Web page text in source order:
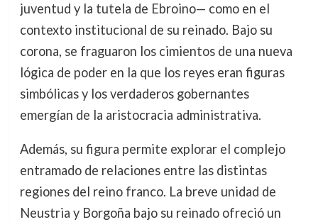
juventud y la tutela de Ebroino— como en el
contexto institucional de su reinado. Bajo su
corona, se fraguaron los cimientos de una nueva
lógica de poder en la que los reyes eran figuras
simbólicas y los verdaderos gobernantes
emergían de la aristocracia administrativa.
Además, su figura permite explorar el complejo
entramado de relaciones entre las distintas
regiones del reino franco. La breve unidad de
Neustria y Borgoña bajo su reinado ofreció un